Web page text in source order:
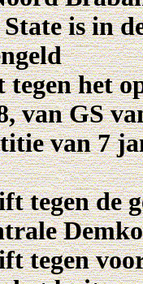
is in
het
van GS
van 7
tegen de
tegen